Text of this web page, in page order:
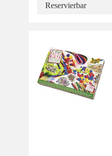
Reservierbar